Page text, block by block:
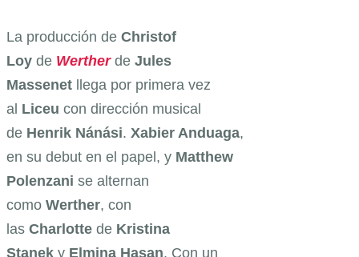
La producción de Christof
Loy de Wertherde Jules
Massenet llega por primera vez
al Liceu con dirección musical
de Henrik Nánási. Xabier Anduaga,
en su debut en el papel, y Matthew
Polenzani se alternan
como Werther, con
las Charlotte de Kristina
Stanek y Elmina Hasan. Con un